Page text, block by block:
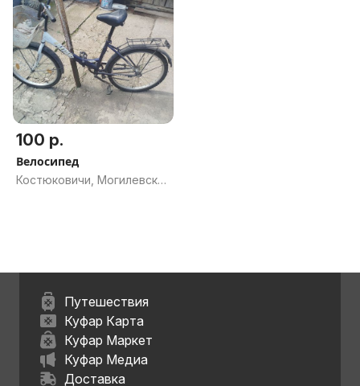
100 р.
Велосипед
Костюковичи, Могилевская
Путешествия
Куфар Карта
Куфар Маркет
Куфар Медиа
Доставка